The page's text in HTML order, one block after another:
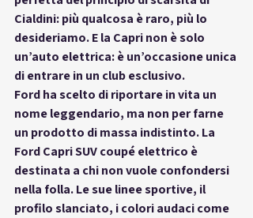
Cialdini: più qualcosa è raro, più lo
desideriamo. E la Capri non è solo
un’auto elettrica: è un’occasione unica
di entrare in un club esclusivo.
Ford ha scelto di riportare in vita un
nome leggendario, ma non per farne
un prodotto di massa indistinto. La
Ford Capri SUV coupé elettrico è
destinata a chi non vuole confondersi
nella folla. Le sue linee sportive, il
profilo slanciato, i colori audaci come